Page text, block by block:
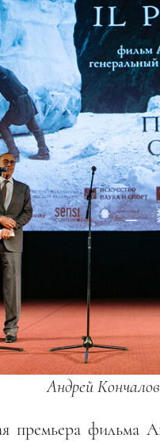
Андрей
премьера фильма